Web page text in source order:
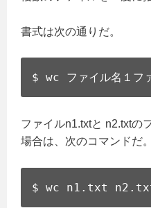
書式は次の通りだ。
$ wc ファイル名１フ
ファイルn1.txtと n2.txtの
場合は、次のコマンドだ。
$ wc n1.txt